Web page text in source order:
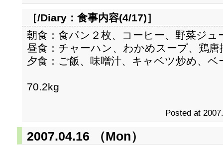
［/Diary： 食事内容(4/17)］
朝食：食パン２枚、コーヒー、野菜ジュ
昼食：チャーハン、わかめスープ、鶏唐
夕食：ご飯、味噌汁、キャベツ炒め、ベ
70.2kg
Posted at
2007.04.16 （Mon）